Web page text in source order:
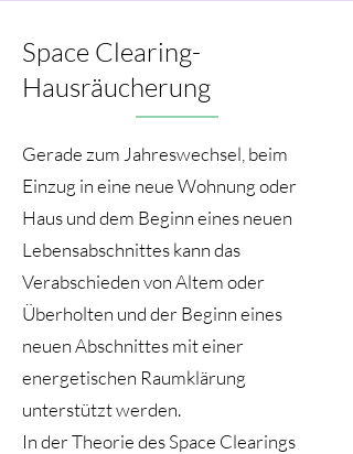
Space Clearing-
Hausräucherung
Gerade zum Jahreswechsel, beim
Einzug in eine neue Wohnung oder
Haus und dem Beginn eines neuen
Lebensabschnittes kann das
Verabschieden von Altem oder
Überholten und der Beginn eines
neuen Abschnittes mit einer
energetischen Raumklärung
unterstützt werden.
In der Theorie des Space Clearings